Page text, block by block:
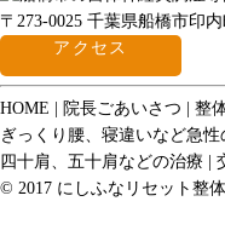
〒273-0025 千葉県船橋市印
アクセス
HOME 院長ごあいさつ 整
ぎっくり腰、寝違いなど急性
四十肩、五十肩などの治療
© 2017 にしふなリセット整